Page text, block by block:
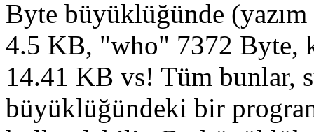
Byte büyüklüğünde (yazım
4.5 KB, "who" 7372 Byte,
14.41 KB vs! Tüm bunlar,
büyüklüğündeki bir